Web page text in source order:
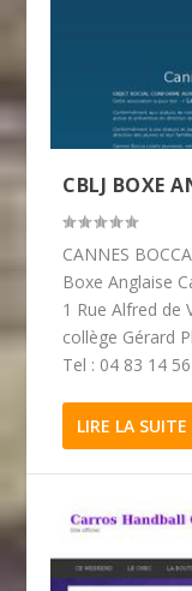
CBLJ BOXE
CANNES
Boxe Anglaise
1 Rue Alfred de
collège Gérard
Tel : 04 83 14
LIRE LA SUITE